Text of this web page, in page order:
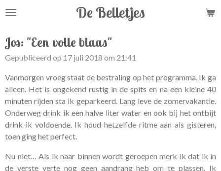
Ga
de
hoofdinhoud
De Belletjes
Jos: "Een volle blaas"
Gepubliceerd op 17 juli 2018 om 21:41
Vanmorgen vroeg staat de bestraling op het programma. Ik ga
alleen. Het is ongekend rustig in de spits en na een kleine 40
minuten rijden sta ik geparkeerd. Lang leve de zomervakantie.
Onderweg drink ik een halve liter water en ook bij het ontbijt
drink ik voldoende. Ik houd hetzelfde ritme aan als gisteren,
toen ging het perfect.
Nu niet… Als ik naar binnen wordt geroepen merk ik dat ik in
de verste verte nog geen aandrang heb om te plassen. Ik